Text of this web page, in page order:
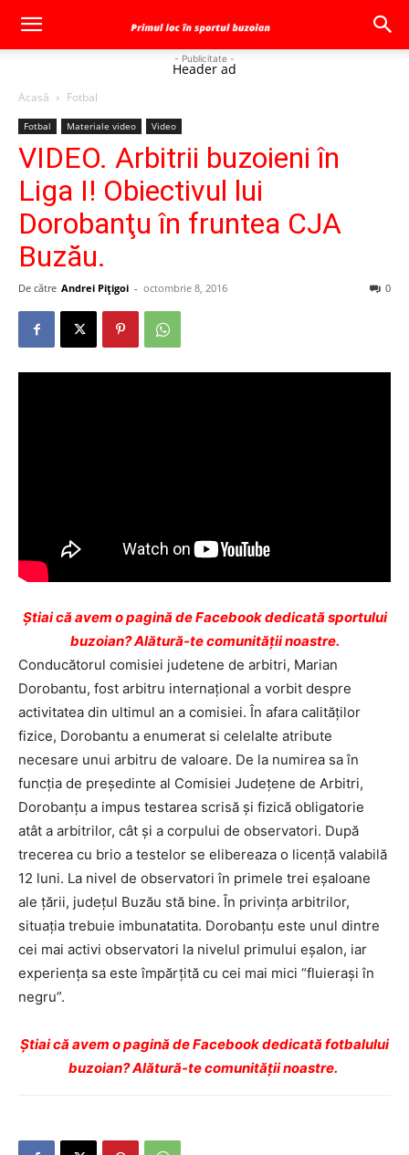
- Publicitate -
Header ad
Acasă Fotbal
Fotbal Materiale video Video
VIDEO. Arbitrii buzoieni în
Liga I! Obiectivul lui
Dorobanţu în fruntea CJA
Buzău.
De către Andrei Pițigoi - octombrie 8, 2016 0
Ştiai că avem o pagină de Facebook dedicată sportului
buzoian? Alătură-te comunității noastre.
Conducătorul comisiei judetene de arbitri, Marian
Dorobantu, fost arbitru internaţional a vorbit despre
activitatea din ultimul an a comisiei. În afara calităţilor
fizice, Dorobantu a enumerat si celelalte atribute
necesare unui arbitru de valoare. De la numirea sa în
funcţia de preşedinte al Comisiei Judeţene de Arbitri,
Dorobanţu a impus testarea scrisă şi fizică obligatorie
atât a arbitrilor, cât şi a corpului de observatori. După
trecerea cu brio a testelor se elibereaza o licenţă valabilă
12 luni. La nivel de observatori în primele trei eşaloane
ale ţării, judeţul Buzău stă bine. În privinţa arbitrilor,
situația trebuie imbunatatita. Dorobanţu este unul dintre
cei mai activi observatori la nivelul primului eşalon, iar
experienţa sa este împărţită cu cei mai mici “fluieraşi în
negru”.
Ştiai că avem o pagină de Facebook dedicată fotbalului
buzoian? Alătură-te comunității noastre.